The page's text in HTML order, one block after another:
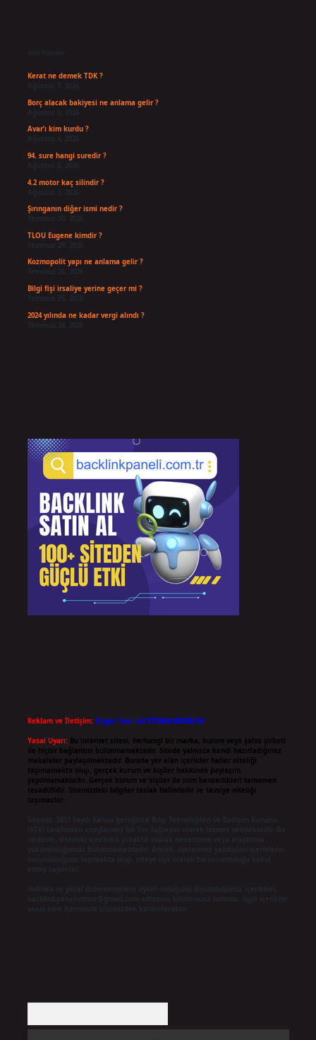
Son Yazılar
Kerat ne demek TDK ?
Ağustos 7, 2026
Borç alacak bakiyesi ne anlama gelir ?
Ağustos 6, 2026
Avar’ı kim kurdu ?
Ağustos 4, 2026
94. sure hangi suredir ?
Ağustos 3, 2026
4.2 motor kaç silindir ?
Ağustos 3, 2026
Şırınganın diğer ismi nedir ?
TLOU Eugene kimdir ?
Temmuz 29, 2026
Kozmopolit yapı ne anlama gelir ?
Bilgi fişi irsaliye yerine geçer mi ?
Temmuz 25, 2026
2024 yılında ne kadar vergi alındı ?
Reklam ve İletişim: Skype: live:.cid.575569c608265c69
Yasal Uyarı: Bu internet sitesi, herhangi bir marka, kurum veya şahıs şirketi
ile hiçbir bağlantısı bulunmamaktadır. Sitede yalnızca kendi hazırladığımız
makaleler paylaşılmaktadır. Burada yer alan içerikler haber niteliği
taşımamakta olup, gerçek kurum ve kişiler hakkında paylaşım
yapılmamaktadır. Gerçek kurum ve kişiler ile isim benzerlikleri tamamen
tesadüfidir. Sitemizdeki bilgiler taslak halindedir ve tavsiye niteliği
taşımazlar.
Sitemiz, 5651 Sayılı Kanun gereğince Bilgi Teknolojileri ve İletişim Kurumu
(BTK) tarafından onaylanmış bir Yer Sağlayıcı olarak hizmet vermektedir. Bu
nedenle, sitedeki içerikleri proaktif olarak denetleme veya araştırma
yükümlülüğümüz bulunmamaktadır. Ancak, üyelerimiz yazdıkları içeriklerin
Hukuka ve yasal düzenlemelere aykırı olduğunu düşündüğünüz içerikleri,